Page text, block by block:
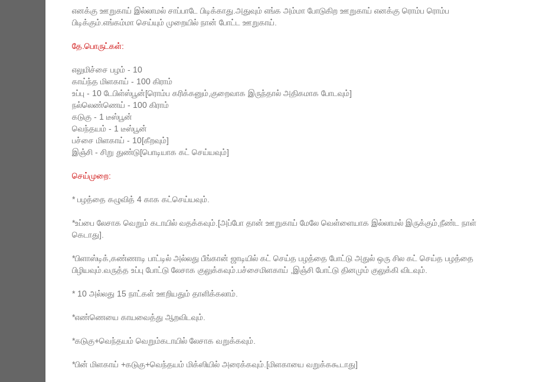
எனக்கு ஊறுகாய் இல்லாமல் சாப்பாடே பிடிக்காது.அதுவும் எங்க அம்மா போடுகிற ஊறுகாய் எனக்கு ரொம்ப ரொம்ப
பிடிக்கும்.எங்கம்மா செய்யும் முறையில் நான் போட்ட ஊறுகாய்.
தே.பொருட்கள்:
எலுமிச்சை பழம் - 10
காய்ந்த மிளகாய் - 100 கிராம்
உப்பு - 10 டேபிள்ஸ்பூன்[ரொம்ப கரிக்கனும்,குறைவாக இருந்தால் அதிகமாக போடவும்]
நல்லெண்ணெய் - 100 கிராம்
கடுகு - 1 டீஸ்பூன்
வெந்தயம் - 1 டீஸ்பூன்
பச்சை மிளகாய் - 10[கீறவும்]
இஞ்சி - சிறு துண்டு[பொடியாக கட் செய்யவும்]
செய்முறை:
* பழத்தை கழுவித் 4 காக கட்செய்யவும்.
*உப்பை லேசாக வெறும் கடாயில் வதக்கவும்.[அப்போ தான் ஊறுகாய் மேலே வெள்ளையாக இல்லாமல் இருக்கும்,நீண்ட நாள்
கெடாது].
*பிளாஸ்டிக்,கண்ணாடி பாட்டில் அல்லது பீங்கான் ஜாடியில் கட் செய்த பழத்தை போட்டு அதுல் ஒரு சில கட் செய்த பழத்தை
பிழியவும்.வருத்த உப்பு போட்டு லேசாக குலுக்கவும். பச்சைமிளகாய் ,இஞ்சி போட்டு தினமும் குலுக்கி விடவும்.
* 10 அல்லது 15 நாட்கள் ஊறியதும் தாளிக்கலாம்.
*எண்ணெயை காயவைத்து ஆறவிடவும்.
*கடுகு+வெந்தயம் வெறும்கடாயில் லேசாக வறுக்கவும்.
*பின் மிளகாய் +கடுகு+வெந்தயம் மிக்ஸியில் அரைக்கவும்.[மிளகாயை வறுக்ககூடாது]